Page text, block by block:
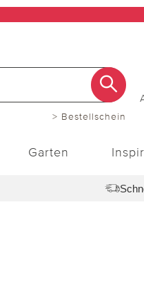
> Bestellschein
Garten